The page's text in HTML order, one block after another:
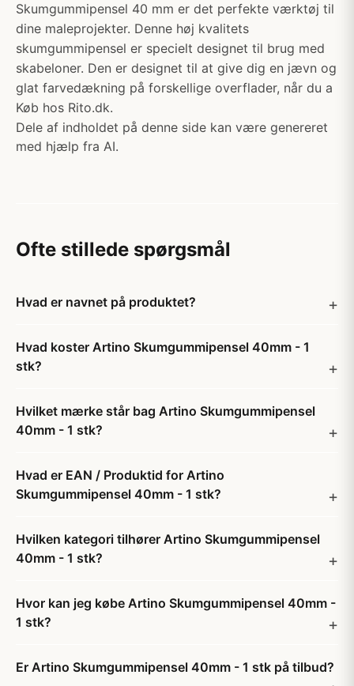
Skumgummipensel 40 mm er det perfekte værktøj til
dine maleprojekter. Denne høj kvalitets
skumgummipensel er specielt designet til brug med
skabeloner. Den er designet til at give dig en jævn og
glat farvedækning på forskellige overflader, når du a
Køb hos Rito.dk.
Dele af indholdet på denne side kan være genereret
med hjælp fra AI.
Ofte stillede spørgsmål
Hvad er navnet på produktet?
Hvad koster Artino Skumgummipensel 40mm - 1
stk?
Hvilket mærke står bag Artino Skumgummipensel
40mm - 1 stk?
Hvad er EAN / Produktid for Artino
Skumgummipensel 40mm - 1 stk?
Hvilken kategori tilhører Artino Skumgummipensel
40mm - 1 stk?
Hvor kan jeg købe Artino Skumgummipensel 40mm -
1 stk?
Er Artino Skumgummipensel 40mm - 1 stk på tilbud?